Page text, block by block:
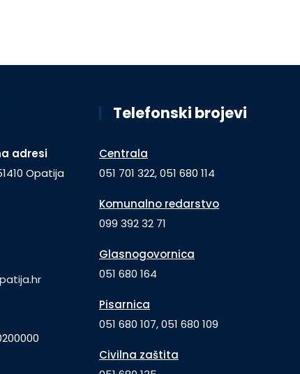
adresi
Opatija
Telefonski brojevi
Centrala
051 701 322, 051 680 114
Komunalno redarstvo
099 392 32 71
Glasnogovornica
051 680 164
Pisarnica
051 680 107, 051 680 109
Civilna zaštita